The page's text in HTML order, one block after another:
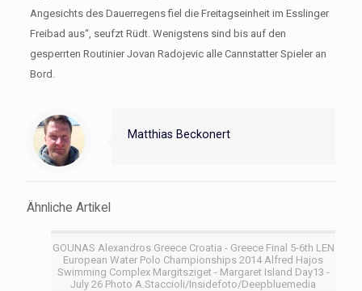
Angesichts des Dauerregens fiel die Freitagseinheit im Esslinger
Freibad aus“, seufzt Rüdt. Wenigstens sind bis auf den
gesperrten Routinier Jovan Radojevic alle Cannstatter Spieler an
Bord.
Matthias Beckonert
Ähnliche Artikel
GOUNAS Alexandros Greece Croatia - Greece Final 5-6th LEN
European Water Polo Championships 2014 Alfred Hajos
Swimming Complex Margitsziget - Margaret Island Day13 -
July 26 Photo A.Staccioli/Insidefoto/Deepbluemedia